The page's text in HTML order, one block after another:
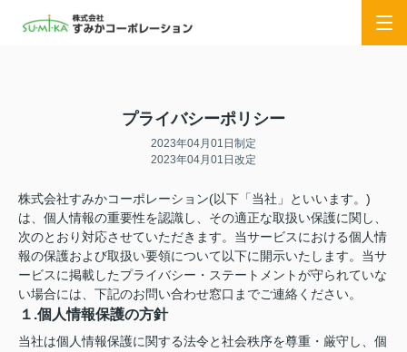
プライバシーポリシー
2023年04月01日制定
2023年04月01日改定
株式会社すみかコーポレーション(以下「当社」といいます。)
は、個人情報の重要性を認識し、その適正な取扱い保護に関し、
次のとおり対応させていただきます。当サービスにおける個人情
報の保護および取扱い要領について以下に開示いたします。当サ
ービスに掲載したプライバシー・ステートメントが守られていな
い場合には、下記のお問い合わせ窓口までご連絡ください。
１.個人情報保護の方針
当社は個人情報保護に関する法令と社会秩序を尊重・厳守し、個